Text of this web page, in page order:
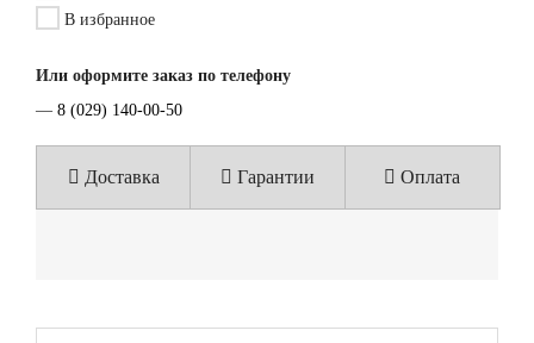
В избранное
Или оформите заказ по телефону
— 8 (029) 140-00-50
Доставка Гарантии Оплата